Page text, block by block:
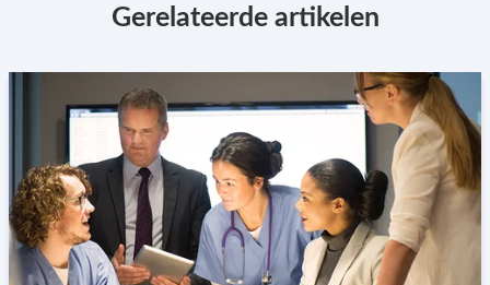
Gerelateerde artikelen